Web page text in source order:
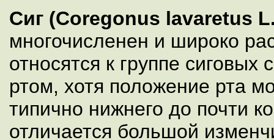
Сиг (Coregonus lavaretus
многочисленен и широко
относятся к группе
ртом, хотя положение рта
типично нижнего до почти
отличается большой